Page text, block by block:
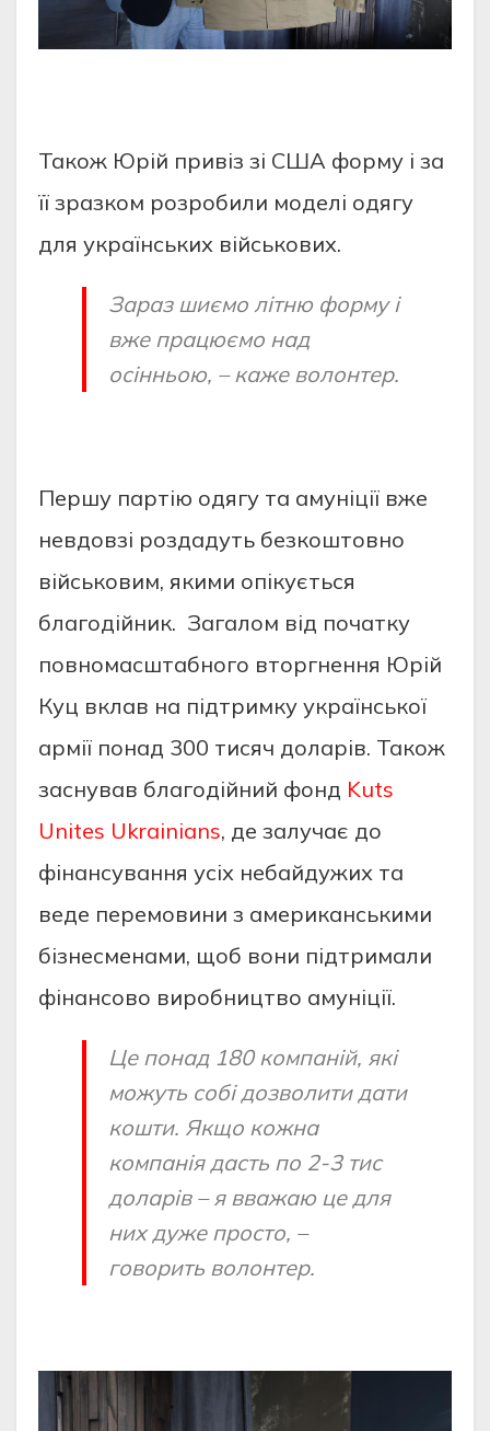
Також Юрій привіз зі США форму і за
її зразком розробили моделі одягу
для українських військових.
Зараз шиємо літню форму і
вже працюємо над
осінньою, – каже волонтер.
Першу партію одягу та амуніції вже
невдовзі роздадуть безкоштовно
військовим, якими опікується
благодійник. Загалом від початку
повномасштабного вторгнення Юрій
Куц вклав на підтримку української
армії понад 300 тисяч доларів. Також
заснував благодійний фонд Kuts
Unites Ukrainians, де залучає до
фінансування усіх небайдужих та
веде перемовини з американськими
бізнесменами, щоб вони підтримали
фінансово виробництво амуніції.
Це понад 180 компаній, які
можуть собі дозволити дати
кошти. Якщо кожна
компанія дасть по 2-3 тис
доларів – я вважаю це для
них дуже просто, –
говорить волонтер.